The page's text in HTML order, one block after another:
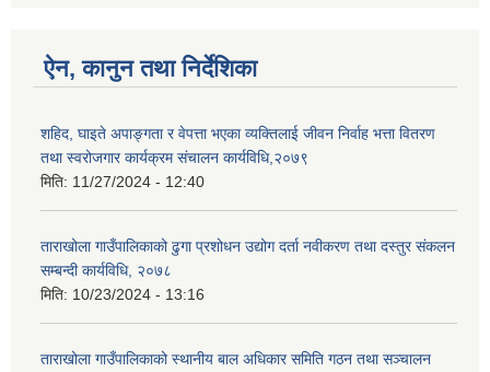
ऐन, कानुन तथा निर्देशिका
शहिद, घाइते अपाङ्गता र वेपत्ता भएका व्यक्तिलाई जीवन निर्वाह भत्ता वितरण
तथा स्वरोजगार कार्यक्रम संचालन कार्यविधि,२०७९
मिति: 11/27/2024 - 12:40
ताराखोला गाउँपालिकाको ढुगा प्रशोधन उद्योग दर्ता नवीकरण तथा दस्तुर संकलन
सम्बन्दी कार्यविधि, २०७८
मिति: 10/23/2024 - 13:16
ताराखोला गाउँपालिकाको स्थानीय बाल अधिकार समिति गठन तथा सञ्चालन